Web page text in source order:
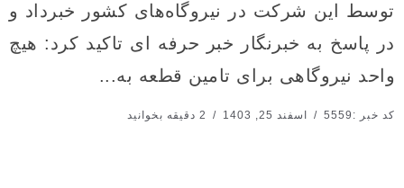
توسط این شرکت در نیروگاه‌های کشور خبرداد و
در پاسخ به خبرنگار خبر حرفه ای تاکید کرد: هیچ
واحد نیروگاهی برای تامین قطعه به...
کد خبر :5559 اسفند 25, 1403